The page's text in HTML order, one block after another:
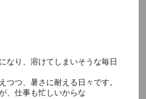
なり、溶けてしまいそうな毎日
つつ、暑さに耐える日々です。
、仕事も忙しいからな